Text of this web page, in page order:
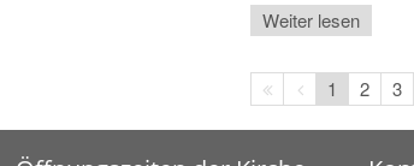
Weiter lesen
Erste
Seite
Vorherige
Seite
1 2 3